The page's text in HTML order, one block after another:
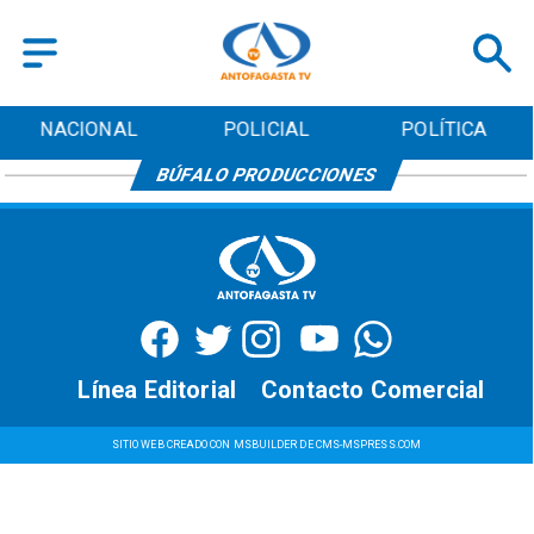
NACIONAL POLICIAL POLÍTICA
BÚFALO PRODUCCIONES
SITIO WEB CREADO CON MSBUILDER DE CMS-MSPRESS.COM
Contacto Comercial
Línea Editorial